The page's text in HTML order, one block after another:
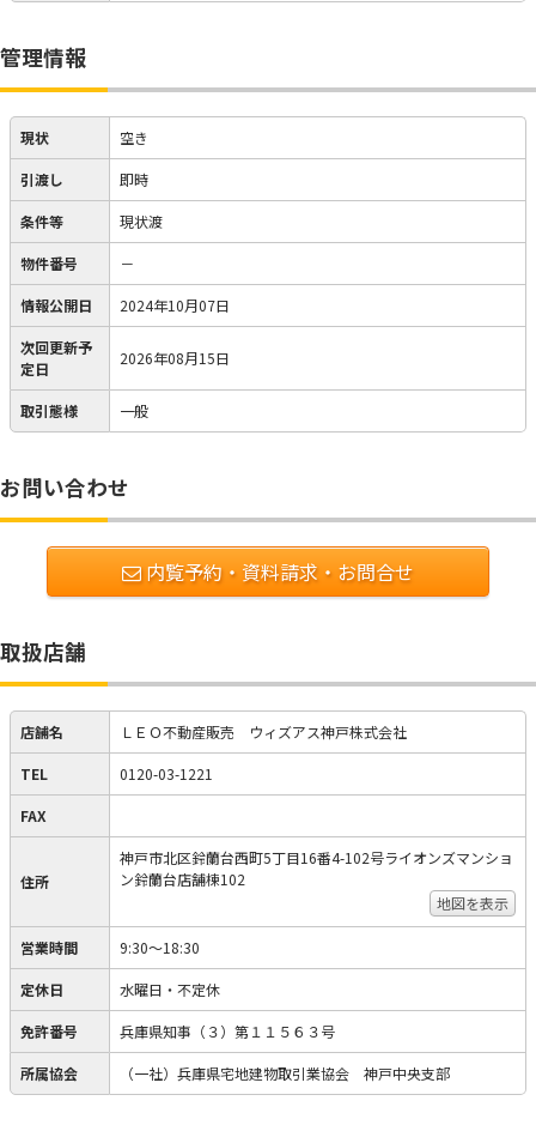
管理情報
現状 空き
引渡し 即時
条件等 現状渡
物件番号 －
情報公開日 2024年10月07日
次回更新予
定日
2026年08月15日
取引態様 一般
お問い合わせ
内覧予約・資料請求・お問合せ
取扱店舗
店舗名 ＬＥＯ不動産販売 ウィズアス神戸株式会社
TEL 0120-03-1221
FAX
住所
神戸市北区鈴蘭台西町5丁目16番4-102号ライオンズマンショ
ン鈴蘭台店舗棟102
地図を表示
営業時間 9:30～18:30
定休日 水曜日・不定休
免許番号 兵庫県知事（３）第１１５６３号
所属協会 （一社）兵庫県宅地建物取引業協会 神戸中央支部